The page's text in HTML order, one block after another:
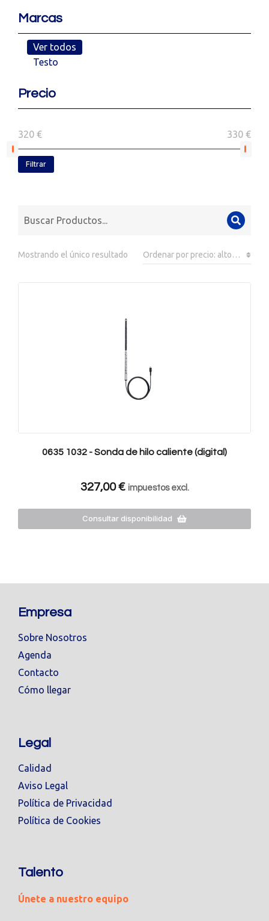
Marcas
Ver todos
Testo
Precio
320 € 330 €
Filtrar
Mostrando el único resultado
0635 1032 - Sonda de hilo caliente (digital)
327,00€ impuestos excl.
Consultar disponibilidad
Empresa
Sobre Nosotros
Agenda
Contacto
Cómo llegar
Legal
Calidad
Aviso Legal
Política de Privacidad
Política de Cookies
Talento
Únete a nuestro equipo